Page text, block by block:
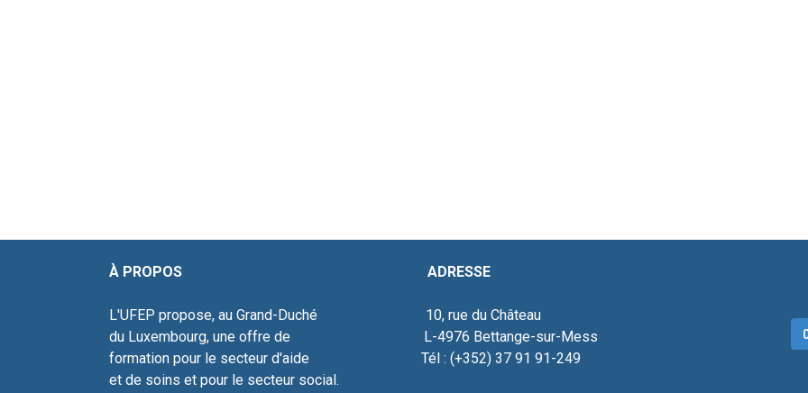
À PROPOS ADRESSE
L'UFEP propose, au Grand-Duché 10, rue du Château
du Luxembourg, une offre de L-4976 Bettange-sur-Mess
formation pour le secteur d'aide Tél : (+352) 37 91 91-249
et de soins et pour le secteur social.